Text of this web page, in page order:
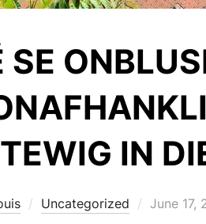
SE
IN
Uncategorized
Posted
June 17,